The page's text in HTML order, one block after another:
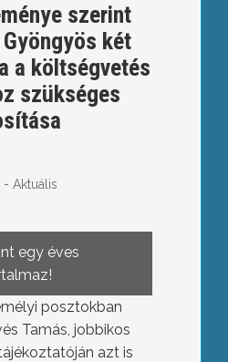
szerint
két
a költségvetés
szükséges
- Aktuális
egy éves
posztokban
Tamás, jobbikos
azt is